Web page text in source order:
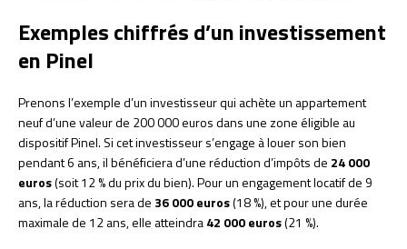
Exemples chiffrés d’un investissement
en Pinel
Prenons l’exemple d’un investisseur qui achète un appartement
neuf d’une valeur de 200 000 euros dans une zone éligible au
dispositif Pinel. Si cet investisseur s’engage à louer son bien
pendant 6 ans, il bénéficiera d’une réduction d’impôts de 24 000
euros(soit 12 % du prix du bien). Pour un engagement locatif de 9
ans, la réduction sera de 36 000 euros(18 %), et pour une durée
maximale de 12 ans, elle atteindra42 000 euros(21 %).